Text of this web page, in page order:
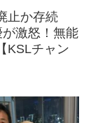
止か存続
激怒！無能
KSLチャン